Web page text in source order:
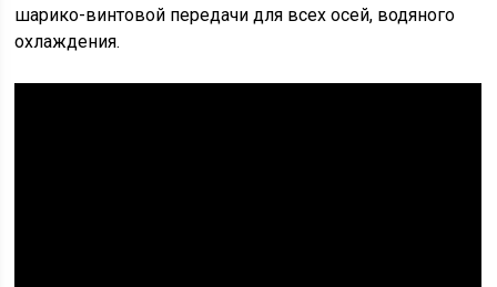
шарико-винтовой передачи для всех осей, водяного
охлаждения.